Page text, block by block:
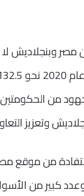
مصر
من الحكومتين
وتعزيز
من موقع
كبير من